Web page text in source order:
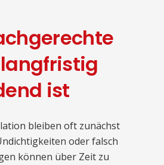
ist
bleiben oft zunächst
oder falsch
können über Zeit zu